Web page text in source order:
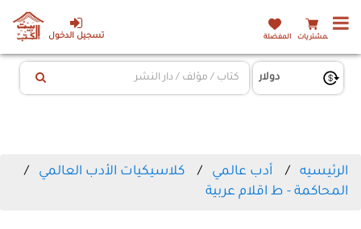
تسجيل الدخول المشتريات المفضلة
الرئيسيه أدب عالمي
كلاسيكيات الأدب العالمي
المحاكمة - ط اقلام عربية